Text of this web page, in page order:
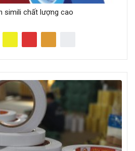
simili chất lượng cao